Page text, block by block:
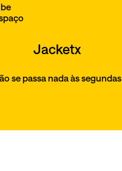
Jacketx
se passa nada às segundas